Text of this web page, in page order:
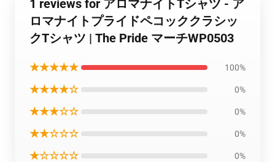
1 reviews for アロマナイトTシャツ - ア
ロマナイトプライドペコッククラシッ
クTシャツ | The Pride マーチWP0503
★★★★★ 100%
★★★★☆ 0%
★★★☆☆ 0%
★★☆☆☆ 0%
★☆☆☆☆ 0%